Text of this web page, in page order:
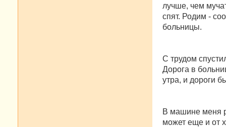
лучше, чем
спят. Родим -
больницы.
С трудом
Дорога в
утра, и дороги
В машине меня
может еще и от